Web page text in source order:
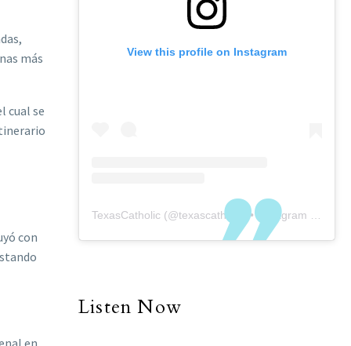
más
cual se
con
en
View this profile on Instagram
TexasCatholic (@texascatholic ) • Instagram photos and videos
Listen Now